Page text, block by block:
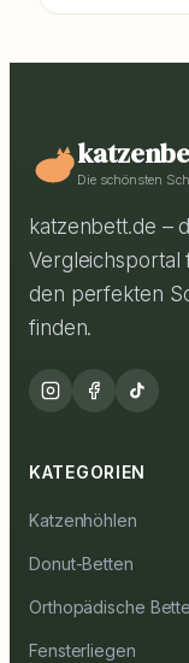
Die schönsten
katzenbett.de –
Vergleichsportal
den perfekten
finden.
KATEGORIEN
Katzenhöhlen
Donut-Betten
Orthopädische
Fensterliegen